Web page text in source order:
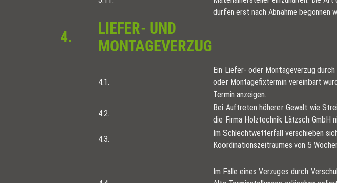
dürfen erst nach Abnahme begonnen
4. LIEFER- UND
MONTAGEVERZUG
4.1.
Ein Liefer- oder Montageverzug
oder Montagefixtermin vereinbart
Termin anzeigen.
4.2.
Bei Auftreten höherer Gewalt wie
die Firma Holztechnik Lätzsch GmbH
4.3.
Im Schlechtwetterfall verschieben
Koordinationszeitraumes von 5
Im Falle eines Verzuges durch